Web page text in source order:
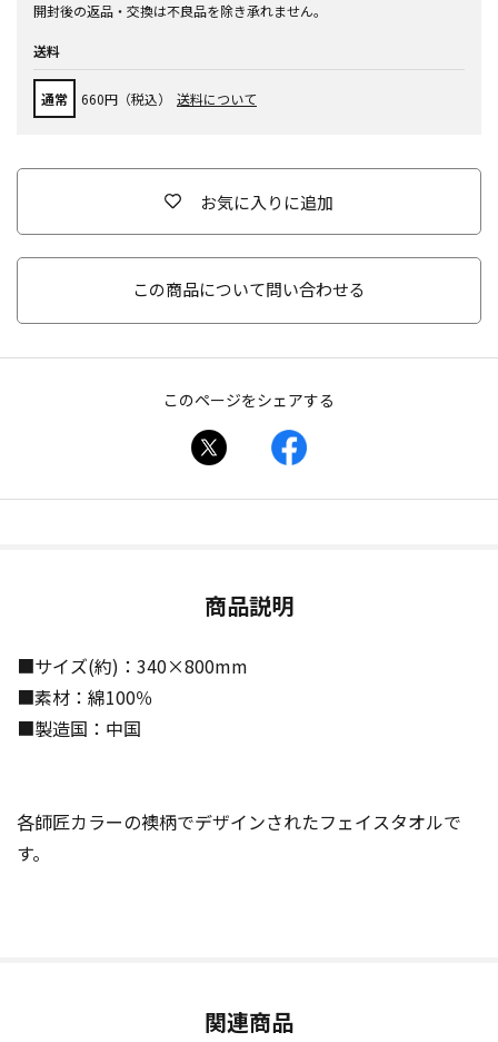
開封後の返品・交換は不良品を除き承れません。
送料
通常 660円（税込） 送料について
お気に入りに追加
この商品について問い合わせる
このページをシェアする
商品説明
■サイズ(約)：340×800mm
■素材：綿100％
■製造国：中国
各師匠カラーの襖柄でデザインされたフェイスタオルで
す。
関連商品